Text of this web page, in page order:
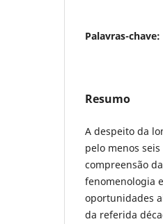
Palavras-chave:
Resumo
A despeito da
pelo menos
compreensão
fenomenologia
oportunidades
da referida